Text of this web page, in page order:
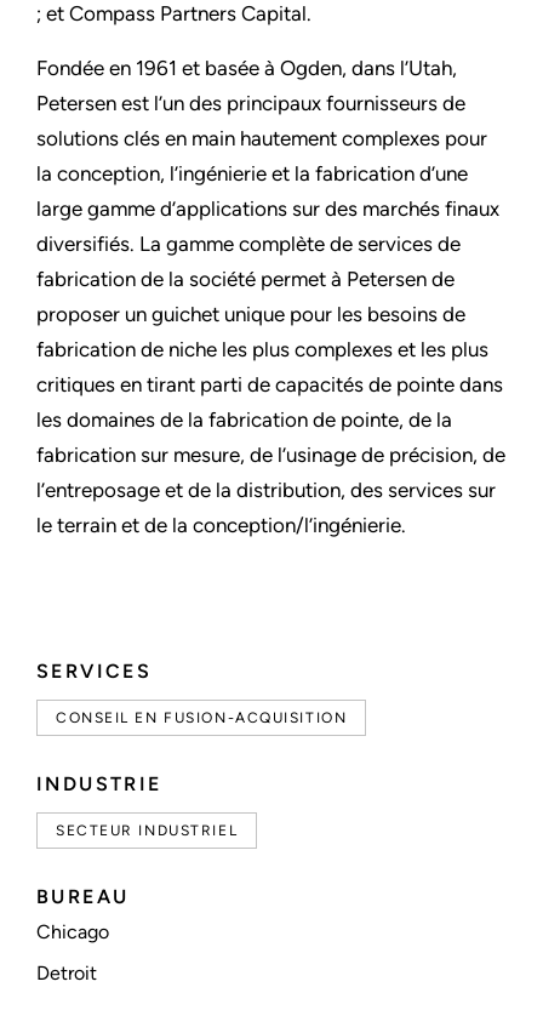
SERVICES
CONSEIL EN FUSION-ACQUISITION
INDUSTRIE
SECTEUR INDUSTRIEL
BUREAU
Chicago
Detroit
; et Compass Partners Capital.
Fondée en 1961 et basée à Ogden, dans l’Utah,
Petersen est l’un des principaux fournisseurs de
solutions clés en main hautement complexes pour
la conception, l’ingénierie et la fabrication d’une
large gamme d’applications sur des marchés finaux
diversifiés. La gamme complète de services de
fabrication de la société permet à Petersen de
proposer un guichet unique pour les besoins de
fabrication de niche les plus complexes et les plus
critiques en tirant parti de capacités de pointe dans
les domaines de la fabrication de pointe, de la
fabrication sur mesure, de l’usinage de précision, de
l’entreposage et de la distribution, des services sur
le terrain et de la conception/l’ingénierie.